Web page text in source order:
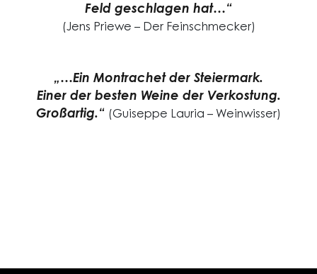
Feld geschlagen hat…“
(Jens Priewe – Der Feinschmecker)
„…Ein Montrachet der Steiermark.
Einer der besten Weine der Verkostung.
Großartig.“ (Guiseppe Lauria – Weinwisser)